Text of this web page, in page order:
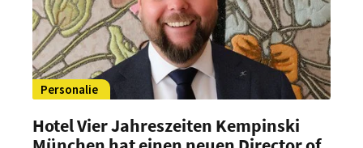
Personalie
Hotel Vier Jahreszeiten Kempinski